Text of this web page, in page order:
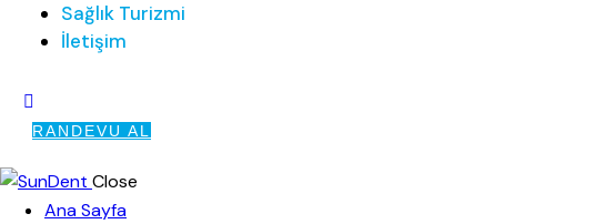
Sağlık Turizmi
İletişim
RANDEVU AL
Close
Ana Sayfa